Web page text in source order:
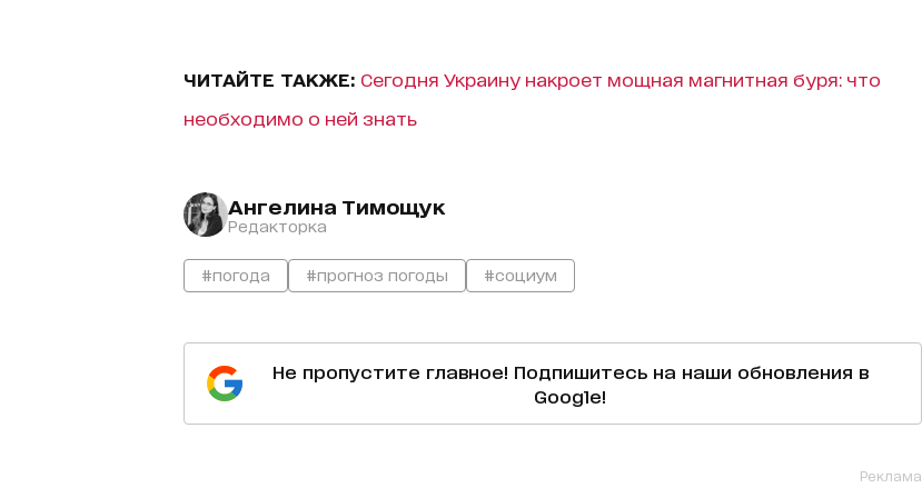
ЧИТАЙТЕ ТАКЖЕ: Сегодня Украину накроет мощная магнитная буря: что
необходимо о ней знать
Ангелина Тимощук
Редакторка
#погода #прогноз погоды #социум
Не пропустите главное! Подпишитесь на наши обновления в
Google!
Реклама